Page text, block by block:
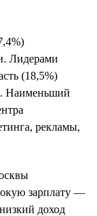
Лидерами
(18,5%)
Наименьший
рекламы,
зарплату —
доход